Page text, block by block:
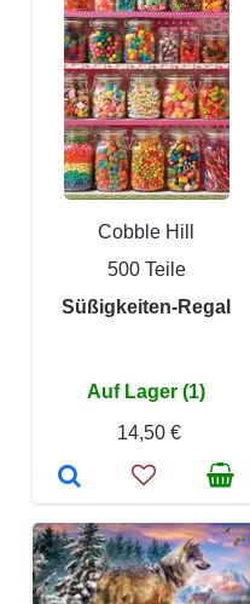
Cobble Hill
500 Teile
Süßigkeiten-Regal
Auf Lager (1)
14,50 €